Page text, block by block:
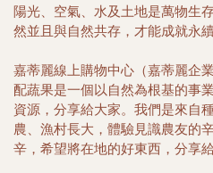
陽光、空氣、水及土地是萬物生
然並且與自然共存，才能成就永
嘉蒂麗線上購物中心（嘉蒂麗企
配蔬果是一個以自然為根基的事
資源，分享給大家。我們是來自
農、漁村長大，體驗見識農友的
辛，希望將在地的好東西，分享